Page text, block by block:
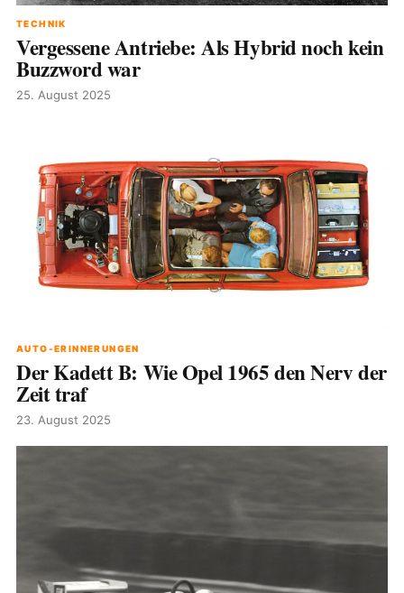
TECHNIK
Vergessene Antriebe: Als Hybrid noch kein
Buzzword war
25. August 2025
AUTO-ERINNERUNGEN
Der Kadett B: Wie Opel 1965 den Nerv der
Zeit traf
23. August 2025